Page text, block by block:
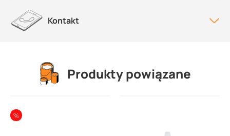
Kontakt
Produkty powiązane